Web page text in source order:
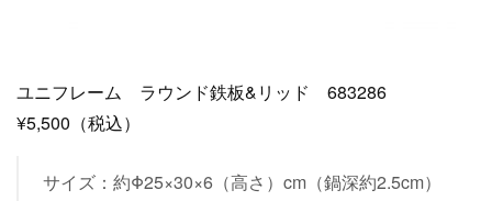
ユニフレーム ラウンド鉄板&リッド 683286
¥5,500（税込）
サイズ：約Φ25×30×6（高さ）cm（鍋深約2.5cm）